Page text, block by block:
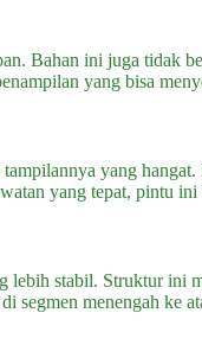
Bahan ini juga tidak
yang bisa
yang
yang tepat, pintu ini
stabil. Struktur ini
segmen menengah ke